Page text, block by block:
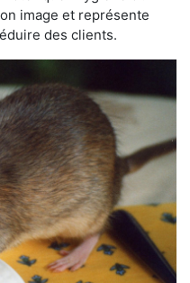
image et représente
des clients.